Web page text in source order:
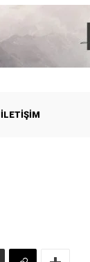
İLETIŞIM